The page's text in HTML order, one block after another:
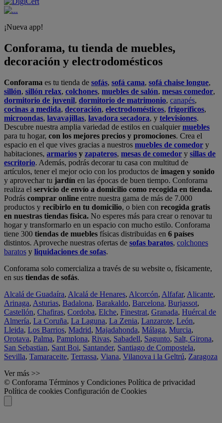
¡Nueva app!
Conforama, tu tienda de muebles,
decoración y electrodomésticos
Conforama es tu tienda de sofás, sofá cama, sofá chaise longue,
sillón, sillón relax, colchones, muebles de salón, mesas comedor,
dormitorio de juvenil, dormitorio de matrimonio, canapés,
cocinas a medida, decoración, electrodomésticos, frigoríficos,
microondas, lavavajillas, lavadora secadora, y televisiones.
Descubre nuestra amplia variedad de estilos en cualquiermuebles
para tu hogar, con los mejores precios y promociones. Crea el
espacio en el que vives gracias a nuestros muebles de comedor y
habitaciones, armarios y zapateros, mesas de comedor y sillas de
escritorio. Además, podrás decorar tu casa con multitud de
artículos, tener el mejor ocio con los productos de imagen y sonido
y aprovechar tu jardín en las épocas de buen tiempo. Conforama
realiza el servicio de envío a domicilio como recogida en tienda.
Podrás comprar online entre nuestra gama de más de 7.000
productos y recibirlo en tu domicilio, o bien con recogida gratis
en nuestras tiendas física. No esperes más para crear o renovar tu
hogar y transformarlo en un espacio con mucho estilo. Conforama
tiene 300 tiendas de muebles físicas distribuidas en 6 países
distintos. Aproveche nuestras ofertas de sofas baratos, colchones
baratos y liquidaciones de sofas.
Conforama solo comercializa a través de su website o, físicamente,
en sus tiendas de sofás.
Alcalá de Guadaíra, Alcalá de Henares, Alcorcón, Alfafar, Alicante,
Arinaga, Asturias, Badalona, Barakaldo, Barcelona, Burjassot,
Castellón, Chafiras, Cordoba, Elche, Finestrat, Granada, Huércal de
Almería, La Coruña, La Laguna, La Zenia, Lanzarote, León,
Lleida, Los Barrios, Madrid, Majadahonda, Málaga, Murcia,
Orotava, Palma, Pamplona, Rivas, Sabadell, Sagunto, Salt, Girona,
San Sebastian, Sant Boi, Santander, Santiago de Compostela,
Sevilla, Tamaraceite, Terrassa, Viana, Vilanova i la Geltrú, Zaragoza
Ver más >>
© Conforama Términos y Condiciones Política de privacidad
Política de cookies Configuración de Cookies